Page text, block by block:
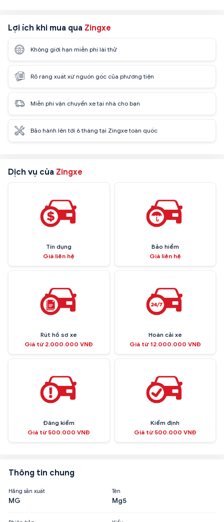
Lợi ích khi mua qua Zingxe
Không giới hạn miễn phí lái thử
Rõ ràng xuất xứ nguồn gốc của phương tiện
Miễn phí vận chuyển xe tại nhà cho bạn
Bảo hành lên tới 6 tháng tại Zingxe toàn quốc
Dịch vụ của Zingxe
Tín dụng
Giá liên hệ
Bảo hiểm
Giá liên hệ
Rút hồ sơ xe
Giá từ 2.000.000 VNĐ
Hoán cải xe
Giá từ 12.000.000 VNĐ
Đăng kiểm
Giá từ 500.000 VNĐ
Kiểm định
Giá từ 500.000 VNĐ
Thông tin chung
Hãng sản xuất
MG
Tên
Mg5